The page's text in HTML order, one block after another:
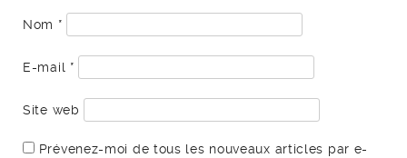
Nom *
E-mail *
Site web
Prévenez-moi de tous les nouveaux articles par e-